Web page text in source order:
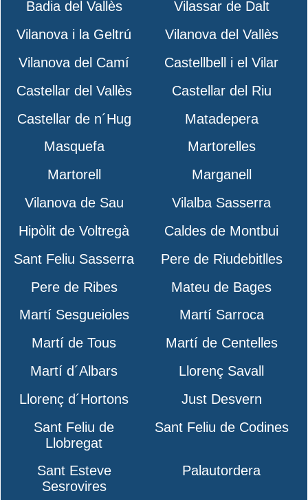
Badia del Vallès
Vilassar de Dalt
Vilanova i la Geltrú
Vilanova del Vallès
Vilanova del Camí
Castellbell i el Vilar
Castellar del Vallès
Castellar del Riu
Castellar de n´Hug
Matadepera
Masquefa
Martorelles
Martorell
Marganell
Vilanova de Sau
Vilalba Sasserra
Hipòlit de Voltregà
Caldes de Montbui
Sant Feliu Sasserra
Pere de Riudebitlles
Pere de Ribes
Mateu de Bages
Martí Sesgueioles
Martí Sarroca
Martí de Tous
Martí de Centelles
Martí d´Albars
Llorenç Savall
Llorenç d´Hortons
Just Desvern
Sant Feliu de
Llobregat
Sant Feliu de Codines
Sant Esteve
Sesrovires
Palautordera